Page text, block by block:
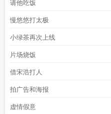
请他吃饭
慢悠悠打太极
小绿茶再次上线
片场烧饭
借宋浩打人
拍广告和海报
虚情假意